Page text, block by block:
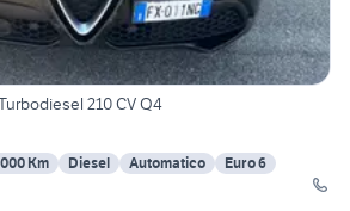
210 CV Q4
Km Diesel Automatico
Euro 6